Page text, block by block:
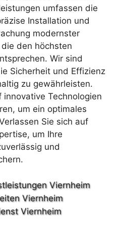
umfassen die
Installation und
modernster
den höchsten
Wir sind
Sicherheit und Effizienz
zu gewährleisten.
Technologien
um ein optimales
Sie sich auf
um Ihre
und